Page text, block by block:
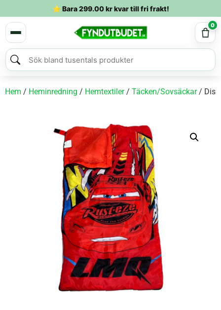
⭐ Bara299.00krkvar till fri frakt!
0
Hem / Heminredning / Hemtextiler/ Täcken/Sovsäckar/